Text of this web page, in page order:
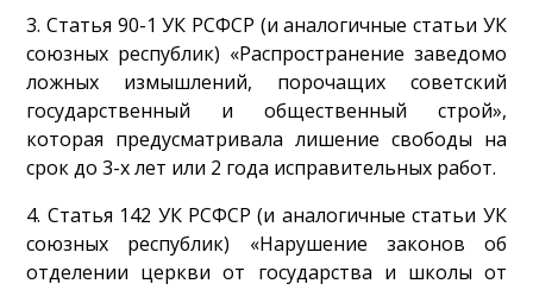
3. Статья 90-1 УК РСФСР (и аналогичные статьи УК
союзных республик) «Распространение заведомо
ложных измышлений, порочащих советский
государственный и общественный строй»,
которая предусматривала лишение свободы на
срок до 3-х лет или 2 года исправительных работ.
4. Статья 142 УК РСФСР (и аналогичные статьи УК
союзных республик) «Нарушение законов об
отделении церкви от государства и школы от